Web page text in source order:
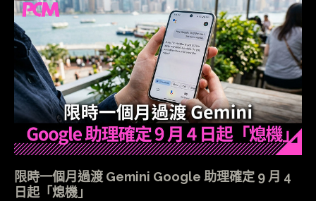
限時一個月過渡 Gemini Google 助理確定 9 月 4
日起「熄機」